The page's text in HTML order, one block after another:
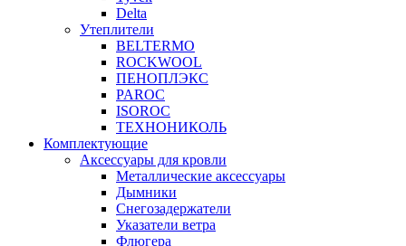
Delta
Утеплители
BELTERMO
ROCKWOOL
ПЕНОПЛЭКС
PAROC
ISOROC
ТЕХНОНИКОЛЬ
Комплектующие
Аксессуары для кровли
Металлические аксессуары
Дымники
Снегозадержатели
Указатели ветра
Флюгера